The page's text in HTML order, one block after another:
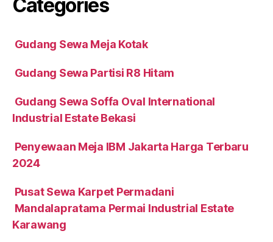
Categories
Gudang Sewa Meja Kotak
Gudang Sewa Partisi R8 Hitam
Gudang Sewa Soffa Oval International
Industrial Estate Bekasi
Penyewaan Meja IBM Jakarta Harga Terbaru
2024
Pusat Sewa Karpet Permadani
Mandalapratama Permai Industrial Estate
Karawang